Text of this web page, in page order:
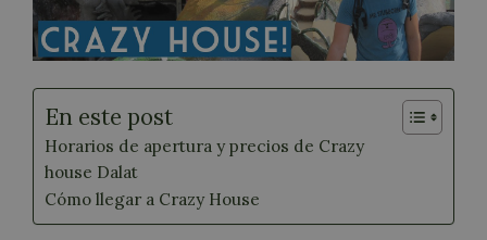
En este post
Horarios de apertura y precios de Crazy
house Dalat
Cómo llegar a Crazy House